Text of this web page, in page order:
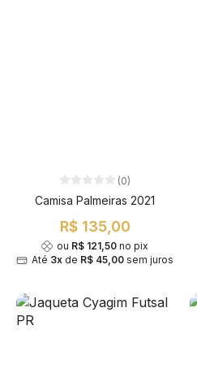
(0)
Camisa Palmeiras 2021
R$ 135,00
ou R$ 121,50no pix
Até 3xde R$ 45,00sem juros